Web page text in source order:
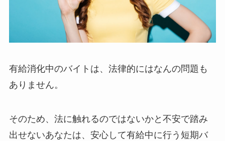
有給消化中のバイトは、法律的にはなんの問題も
ありません。
そのため、法に触れるのではないかと不安で踏み
出せないあなたは、安心して有給中に行う短期バ